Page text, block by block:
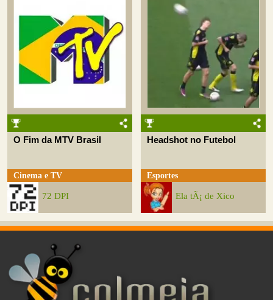
O Fim da MTV Brasil
Cinema e TV
72 DPI
Headshot no Futebol
Esportes
Ela tÃ¡ de Xico